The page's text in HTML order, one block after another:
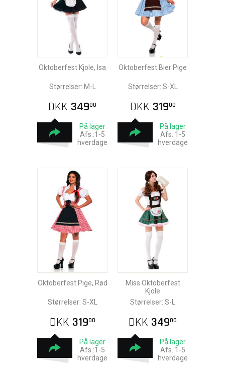
Oktoberfest Kjole, Isa
Størrelser: M-L
DKK 34900
På lager
Afs.:1-5
hverdage
Oktoberfest Bier Pige
Størrelser: S-XL
DKK 31900
På lager
Afs.:1-5
hverdage
Oktoberfest Pige, Rød
Størrelser: S-XL
DKK 31900
På lager
Afs.:1-5
hverdage
Miss Oktoberfest
Kjole
Størrelser: S-L
DKK 34900
På lager
Afs.:1-5
hverdage